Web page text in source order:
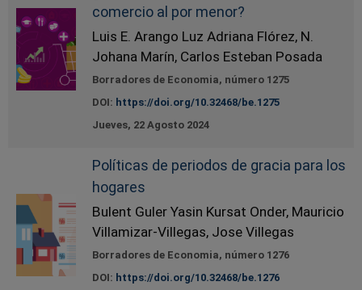
comercio al por menor?
Luis E. Arango Luz Adriana Flórez, N.
Johana Marín, Carlos Esteban Posada
Borradores de Economia, número 1275
DOI: https://doi.org/10.32468/be.1275
Jueves, 22 Agosto 2024
Políticas de periodos de gracia para los
hogares
Bulent Guler Yasin Kursat Onder, Mauricio
Villamizar-Villegas, Jose Villegas
Borradores de Economia, número 1276
DOI: https://doi.org/10.32468/be.1276